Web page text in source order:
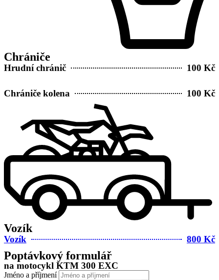
Chrániče
Hrudní chránič 100 Kč
Chrániče kolena 100 Kč
Vozík
Vozík 800 Kč
Poptávkový formulář
na motocykl KTM 300 EXC
Jméno a příjmení